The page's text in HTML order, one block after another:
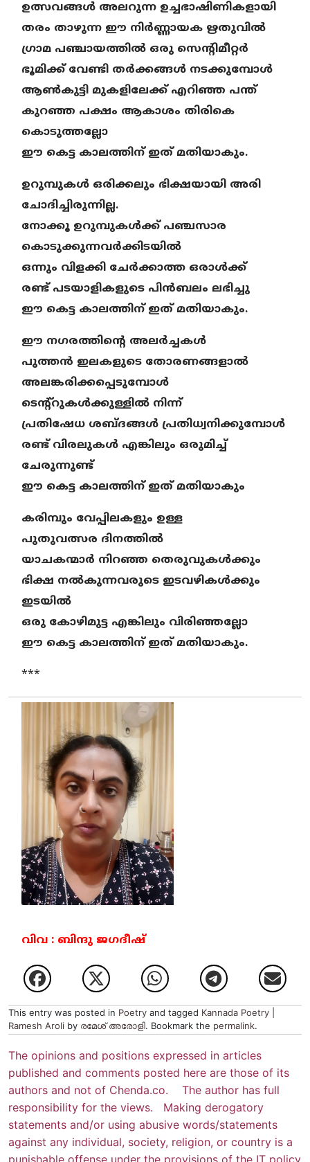
ഉത്സവങ്ങള്‍ അലറുന്ന ഉച്ചഭാഷിണികളായി
തരം താഴുന്ന ഈ നിര്‍ണ്ണായക ഋതുവില്‍
ഗ്രാമ പഞ്ചായത്തില്‍ ഒരു സെന്റിമീറ്റര്‍
ഭൂമിക്ക് വേണ്ടി തര്‍ക്കങ്ങള്‍ നടക്കുമ്പോള്‍
ആണ്‍കുട്ടി മുകളിലേക്ക് എറിഞ്ഞ പന്ത്
കുറഞ്ഞ പക്ഷം ആകാശം തിരികെ
കൊടുത്തല്ലോ
ഈ കെട്ട കാലത്തിന് ഇത് മതിയാകും.
ഉറുമ്പുകള്‍ ഒരിക്കലും ഭിക്ഷയായി അരി
ചോദിച്ചിരുന്നില്ല.
നോക്കൂ ഉറുമ്പുകള്‍ക്ക് പഞ്ചസാര
കൊടുക്കുന്നവര്‍ക്കിടയില്‍
ഒന്നും വിളക്കി ചേര്‍ക്കാത്ത ഒരാള്‍ക്ക്
രണ്ട് പടയാളികളുടെ പിന്‍ബലം ലഭിച്ചു
ഈ കെട്ട കാലത്തിന് ഇത് മതിയാകും.
ഈ നഗരത്തിന്റെ അലര്‍ച്ചകള്‍
പുത്തന്‍ ഇലകളുടെ തോരണങ്ങളാല്‍
അലങ്കരിക്കപ്പെടുമ്പോള്‍
ടെന്റ്റുകള്‍ക്കുള്ളില്‍ നിന്ന്
പ്രതിഷേധ ശബ്ദങ്ങള്‍ പ്രതിധ്വനിക്കുമ്പോള്‍
രണ്ട് വിരലുകള്‍ എങ്കിലും ഒരുമിച്ച്
ചേരുന്നുണ്ട്
ഈ കെട്ട കാലത്തിന് ഇത് മതിയാകും
കരിമ്പും വേപ്പിലകളും ഉള്ള
പുതുവത്സര ദിനത്തില്‍
യാചകന്മാര്‍ നിറഞ്ഞ തെരുവുകള്‍ക്കും
ഭിക്ഷ നല്‍കുന്നവരുടെ ഇടവഴികള്‍ക്കും
ഇടയില്‍
ഒരു കോഴിമുട്ട എങ്കിലും വിരിഞ്ഞല്ലോ
ഈ കെട്ട കാലത്തിന് ഇത് മതിയാകും.
***
വിവ : ബിന്ദു ജഗദീഷ്
This entry was posted in Poetry and tagged Kannada Poetry |
Ramesh Aroli by രമേശ്‌ അരോളി. Bookmark the permalink.
The opinions and positions expressed in articles
published and comments posted here are those of its
authors and not of Chenda.co. The author has full
responsibility for the views. Making derogatory
statements and/or using abusive words/statements
against any individual, society, religion, or country is a
punishable offense under the provisions of the IT policy